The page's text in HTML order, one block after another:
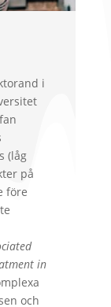
i
(låg
på
före
in
och